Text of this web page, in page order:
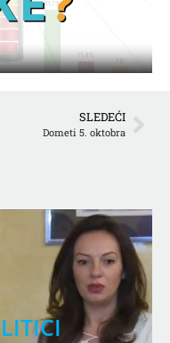
SLEDEĆI
Dometi 5. oktobra